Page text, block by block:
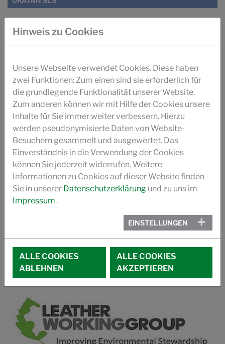
LEDER ZURICHTUNG PRODUKTINFORMATION
SUCCUIR- TRIOSE WETWHITE GERBYSTEM
SUCCUIR WHITEPAPER
ZUCKERBASIERTE GERBUNG SUCCUIR (ILM)
GERUCHS- OPTIMIERUNG AUTOLEDER (ILM)
GERBEN MIT ZUCKER (PRO LEDER)
VIDEO
IMAGEFILM SUCCUIR
MITGLIEDSCHAFTEN
Hinweis zu Cookies
Unsere Webseite verwendet Cookies. Diese haben
zwei Funktionen: Zum einen sind sie erforderlich für
die grundlegende Funktionalität unserer Website.
Zum anderen können wir mit Hilfe der Cookies unsere
Inhalte für Sie immer weiter verbessern. Hierzu
werden pseudonymisierte Daten von Website-
Besuchern gesammelt und ausgewertet. Das
Einverständnis in die Verwendung der Cookies
können Sie jederzeit widerrufen. Weitere
Informationen zu Cookies auf dieser Website finden
Sie in unserer Datenschutzerklärung und zu uns im
Impressum.
EINSTELLUNGEN
ALLE COOKIES
ABLEHNEN
ALLE COOKIES
AKZEPTIEREN